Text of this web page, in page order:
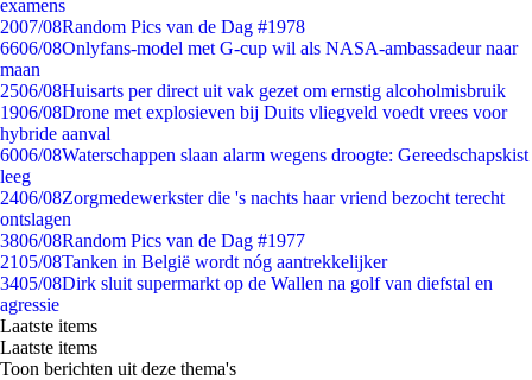
examens
2007/08Random Pics van de Dag #1978
6606/08Onlyfans-model met G-cup wil als NASA-ambassadeur naar
maan
2506/08Huisarts per direct uit vak gezet om ernstig alcoholmisbruik
1906/08Drone met explosieven bij Duits vliegveld voedt vrees voor
hybride aanval
6006/08Waterschappen slaan alarm wegens droogte: Gereedschapskist
leeg
2406/08Zorgmedewerkster die 's nachts haar vriend bezocht terecht
ontslagen
3806/08Random Pics van de Dag #1977
2105/08Tanken in België wordt nóg aantrekkelijker
3405/08Dirk sluit supermarkt op de Wallen na golf van diefstal en
agressie
Laatste items
Laatste items
Toon berichten uit deze thema's